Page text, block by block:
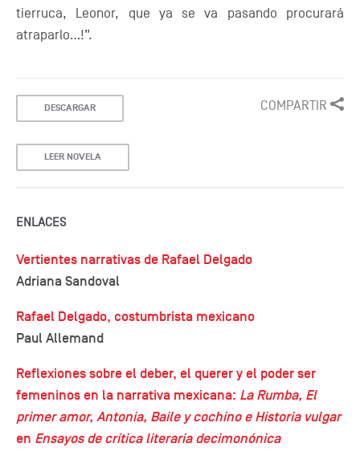
tierruca, Leonor, que ya se va pasando procurará
atraparlo…!”.
DESCARGAR
LEER NOVELA
COMPARTIR
ENLACES
Vertientes narrativas de Rafael Delgado
Adriana Sandoval
Rafael Delgado, costumbrista mexicano
Paul Allemand
Reflexiones sobre el deber, el querer y el poder ser
femeninos en la narrativa mexicana: La Rumba, El
primer amor, Antonia, Baile y cochino e Historia vulgar
en Ensayos de crítica literaria decimonónica